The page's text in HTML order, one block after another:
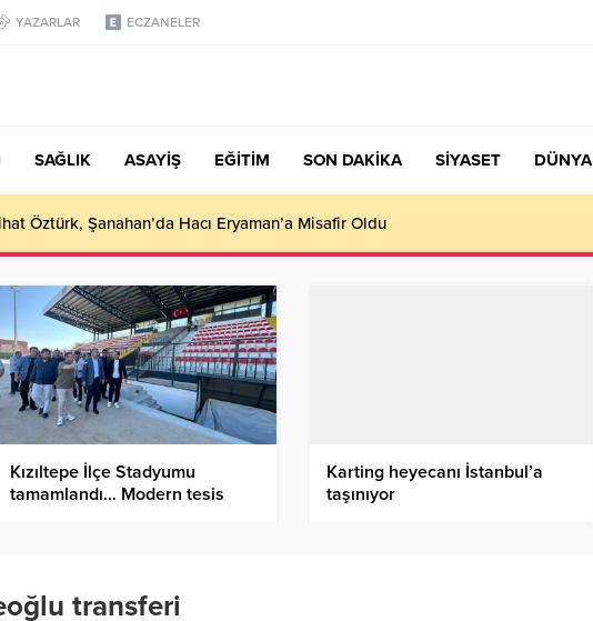
YAZARLAR ECZANELER
SAĞLIK ASAYİŞ EĞİTİM SON DAKİKA SİYASET DÜNYA
Öztürk, Şanahan’da Hacı Eryaman’a Misafir Oldu
Kızıltepe İlçe Stadyumu
tamamlandı… Modern tesis
Karting heyecanı İstanbul’a
taşınıyor
transferi